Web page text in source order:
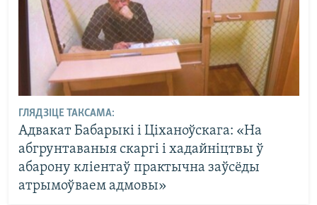
ГЛЯДЗІЦЕ ТАКСАМА:
Адвакат Бабарыкі і Ціханоўскага: «На
абгрунтаваныя скаргі і хадайніцтвы ў
абарону кліентаў практычна заўсёды
атрымоўваем адмовы»